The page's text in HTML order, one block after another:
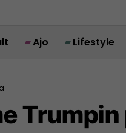
Ajo Lifestyle
Trumpin